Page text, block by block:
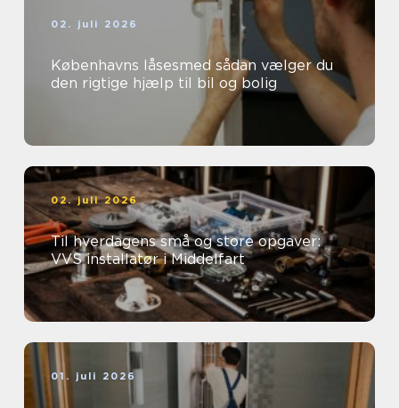
02. juli 2026
Københavns låsesmed sådan vælger du
den rigtige hjælp til bil og bolig
02. juli 2026
Til hverdagens små og store opgaver:
VVS installatør i Middelfart
01. juli 2026